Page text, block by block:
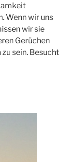
Wenn wir uns
wir sie
Gerüchen
sein. Besucht